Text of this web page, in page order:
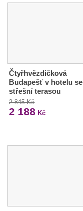
Čtyřhvězdičková
Budapešť v hotelu se
střešní terasou
2 845 Kč
2 188 Kč